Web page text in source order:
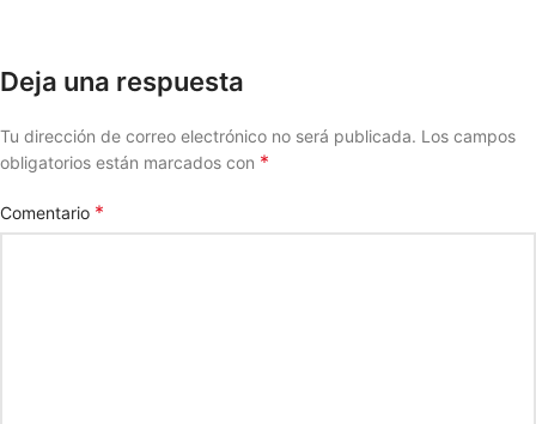
Deja una respuesta
Tu dirección de correo electrónico no será publicada. Los campos
obligatorios están marcados con *
Comentario *